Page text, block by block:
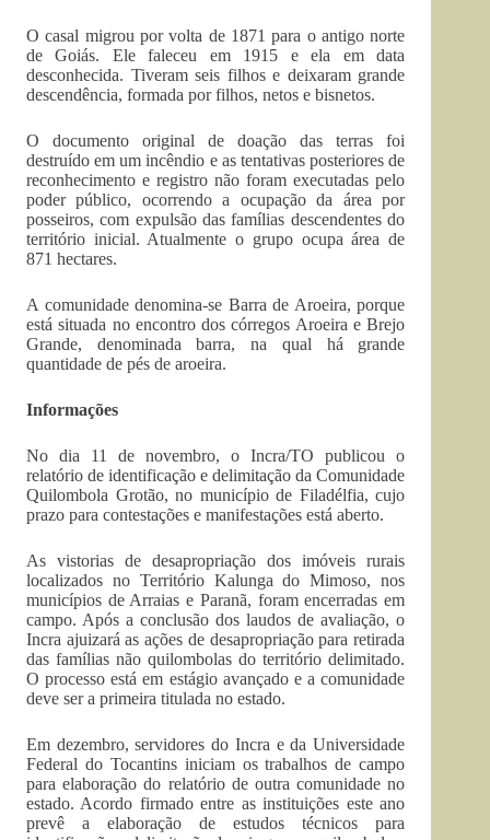
O casal migrou por volta de 1871 para o antigo norte
de Goiás. Ele faleceu em 1915 e ela em data
desconhecida. Tiveram seis filhos e deixaram grande
descendência, formada por filhos, netos e bisnetos.
O documento original de doação das terras foi
destruído em um incêndio e as tentativas posteriores de
reconhecimento e registro não foram executadas pelo
poder público, ocorrendo a ocupação da área por
posseiros, com expulsão das famílias descendentes do
território inicial. Atualmente o grupo ocupa área de
871 hectares.
A comunidade denomina-se Barra de Aroeira, porque
está situada no encontro dos córregos Aroeira e Brejo
Grande, denominada barra, na qual há grande
quantidade de pés de aroeira.
Informações
No dia 11 de novembro, o Incra/TO publicou o
relatório de identificação e delimitação da Comunidade
Quilombola Grotão, no município de Filadélfia, cujo
prazo para contestações e manifestações está aberto.
As vistorias de desapropriação dos imóveis rurais
localizados no Território Kalunga do Mimoso, nos
municípios de Arraias e Paranã, foram encerradas em
campo. Após a conclusão dos laudos de avaliação, o
Incra ajuizará as ações de desapropriação para retirada
das famílias não quilombolas do território delimitado.
O processo está em estágio avançado e a comunidade
deve ser a primeira titulada no estado.
Em dezembro, servidores do Incra e da Universidade
Federal do Tocantins iniciam os trabalhos de campo
para elaboração do relatório de outra comunidade no
estado. Acordo firmado entre as instituições este ano
prevê a elaboração de estudos técnicos para